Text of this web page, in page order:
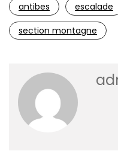
antibes escalade
section montagne